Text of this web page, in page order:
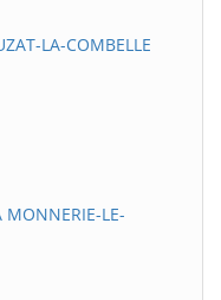
LA-COMBELLE
LE-